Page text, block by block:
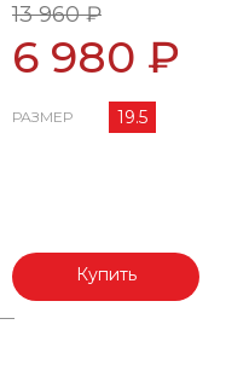
13 960 ₽
6 980 ₽
РАЗМЕР 19.5
Купить